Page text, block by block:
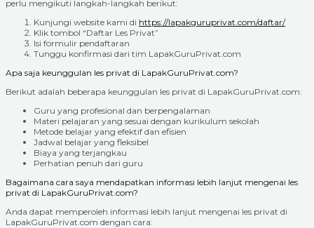
perlu mengikuti langkah-langkah berikut:
Kunjungi website kami di https://lapakguruprivat.com/daftar/
Klik tombol “Daftar Les Privat”
Isi formulir pendaftaran
Tunggu konfirmasi dari tim LapakGuruPrivat.com
Apa saja keunggulan les privat di LapakGuruPrivat.com?
Berikut adalah beberapa keunggulan les privat di LapakGuruPrivat.com:
Guru yang profesional dan berpengalaman
Materi pelajaran yang sesuai dengan kurikulum sekolah
Metode belajar yang efektif dan efisien
Jadwal belajar yang fleksibel
Biaya yang terjangkau
Perhatian penuh dari guru
Bagaimana cara saya mendapatkan informasi lebih lanjut mengenai les
privat di LapakGuruPrivat.com?
Anda dapat memperoleh informasi lebih lanjut mengenai les privat di
LapakGuruPrivat.com dengan cara: